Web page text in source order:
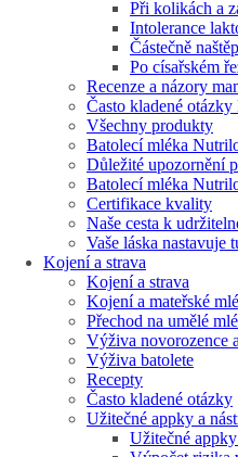
Při kolikách a
Intolerance
Částečně
Po císařském
Recenze a názory
Často kladené
Všechny produkty
Batolecí mléka
Důležité upozornění
Batolecí mléka
Certifikace kvality
Naše cesta k
Vaše láska nastavuje
Kojení a strava
Kojení a strava
Kojení a mateřské
Přechod na umělé
Výživa novorozence
Výživa batolete
Recepty
Často kladené otázky
Užitečné appky a
Užitečné